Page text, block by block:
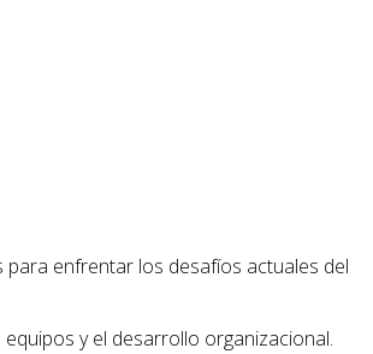
para enfrentar los desafíos actuales del
y el desarrollo organizacional.